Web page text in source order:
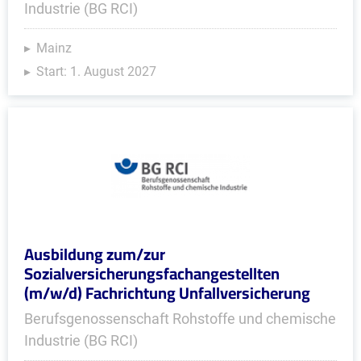
Industrie (BG RCI)
Mainz
Start: 1. August 2027
Ausbildung zum/zur
Sozialversicherungsfachangestellten
(m/w/d) Fachrichtung Unfallversicherung
Berufsgenossenschaft Rohstoffe und chemische
Industrie (BG RCI)